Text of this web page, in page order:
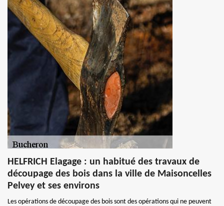
HELFRICH Elagage : un habitué des travaux de
découpage des bois dans la ville de Maisoncelles
Pelvey et ses environs
Les opérations de découpage des bois sont des opérations qui ne peuvent